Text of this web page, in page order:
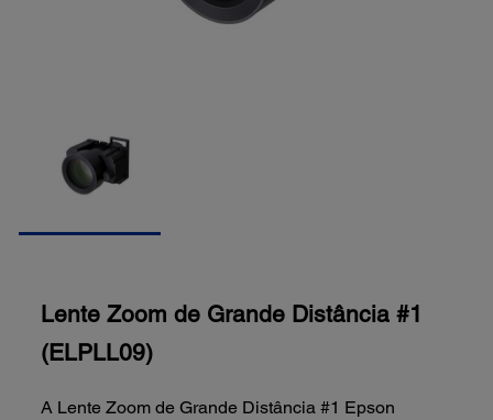
Lente Zoom de Grande Distância #1
(ELPLL09)
A Lente Zoom de Grande Distância #1 Epson